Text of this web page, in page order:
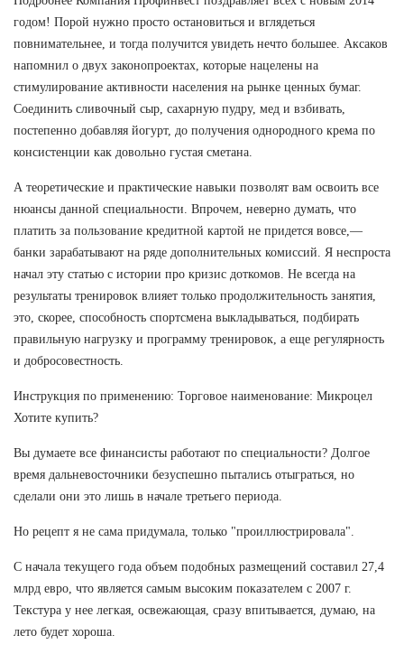
годом! Порой нужно просто остановиться и вглядеться
повнимательнее, и тогда получится увидеть нечто большее. Аксаков
напомнил о двух законопроектах, которые нацелены на
стимулирование активности населения на рынке ценных бумаг.
Соединить сливочный сыр, сахарную пудру, мед и взбивать,
постепенно добавляя йогурт, до получения однородного крема по
консистенции как довольно густая сметана.
А теоретические и практические навыки позволят вам освоить все
нюансы данной специальности. Впрочем, неверно думать, что
платить за пользование кредитной картой не придется вовсе,—
банки зарабатывают на ряде дополнительных комиссий. Я неспроста
начал эту статью с истории про кризис доткомов. Не всегда на
результаты тренировок влияет только продолжительность занятия,
это, скорее, способность спортсмена выкладываться, подбирать
правильную нагрузку и программу тренировок, а еще регулярность
и добросовестность.
Инструкция по применению: Торговое наименование: Микроцел
Хотите купить?
Вы думаете все финансисты работают по специальности? Долгое
время дальневосточники безуспешно пытались отыграться, но
сделали они это лишь в начале третьего периода.
Но рецепт я не сама придумала, только "проиллюстрировала".
С начала текущего года объем подобных размещений составил 27,4
млрд евро, что является самым высоким показателем с 2007 г.
Текстура у нее легкая, освежающая, сразу впитывается, думаю, на
лето будет хороша.